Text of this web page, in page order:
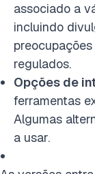
associado a
incluindo
regulados.
Opções de
ferramentas
Algumas
a usar.